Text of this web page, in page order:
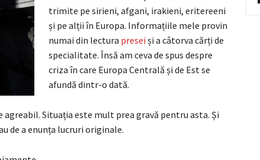
trimite pe sirieni, afgani, irakieni, eritereeni
și pe alții în Europa. Informațiile mele provin
numai din lectura presei și a câtorva cărți de
specialitate. Însă am ceva de spus despre
criza în care Europa Centrală și de Est se
afundă dintr-o dată.
agreabil. Situația este mult prea gravă pentru asta. Și
de a enunța lucruri originale.